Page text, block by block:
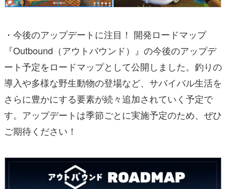
・今後のアップデートに注目！ 開発ロードマップ
『Outbound（アウトバウンド）』の今後のアップデ
ート予定をロードマップとして公開しました。釣りの
導入や多様な野生動物の登場など、サバイバル生活を
さらに豊かにする要素が続々追加されていく予定で
す。アップデートは季節ごとに実施予定のため、ぜひ
ご期待ください！